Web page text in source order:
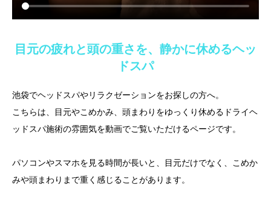
目元の疲れと頭の重さを、静かに休めるヘッ
ドスパ
池袋でヘッドスパやリラクゼーションをお探しの方へ。
こちらは、目元やこめかみ、頭まわりをゆっくり休めるドライヘ
ッドスパ施術の雰囲気を動画でご覧いただけるページです。
パソコンやスマホを見る時間が長いと、目元だけでなく、こめか
みや頭まわりまで重く感じることがあります。